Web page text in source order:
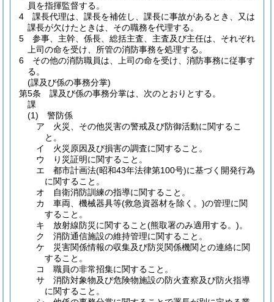
員を指揮監督する。
4
課長代理は、課長を補佐し、課長に事故があるとき、又は
課長が欠けたときは、その職務を代理する。
5
参事、主幹、係長、総括主査、主査及び主任は、それぞれ
上司の命を受け、所管の消防事務を処理する。
6
その他の消防職員は、上司の命を受け、消防事務に従事す
る。
(課及び係の事務分掌)
第5条
課及び係の事務分掌は、次のとおりとする。
課
(1)
警防係
ア
火災、その他災害の警戒及び防御活動に関するこ
と。
イ
火災原因及び損害の調査に関すること。
ウ
り災証明に関すること。
エ
都市計画法(昭和43年法律第100号)に基づく開発行為
に関すること。
オ
自衛消防訓練の指導に関すること。
カ
車両、機械器具等(救急資器材を除く。)の管理に関
すること。
キ
放射線防災に関すること(熊取署のみ適用する。)。
ク
消防通信施設の維持管理に関すること。
ケ
災害関係情報の収集及び防災関係機関との連絡に関
すること。
コ
職員の非常招集に関すること。
サ
消防対象物及び危険物施設の防火査察及び防火指導
に関すること。